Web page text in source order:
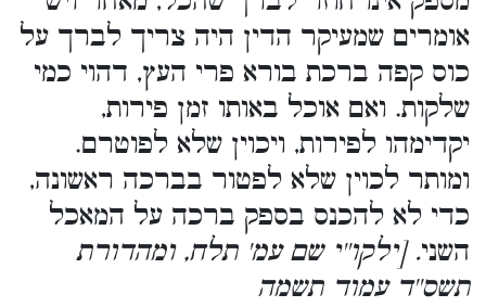
אומרים שמעיקר הדין היה צריך לברך על
כוס קפה ברכת בורא פרי העץ, דהוי כמי
שלקות. ואם אוכל באותו זמן פירות,
יקדימהו לפירות, ויכוין שלא לפוטרם.
ומותר לכוין שלא לפטור בברכה ראשונה,
כדי לא להכנס בספק ברכה על המאכל
השני. [ילקו''י שם עמ' תלח, ומהדורת
תשס''ד עמוד תשמה